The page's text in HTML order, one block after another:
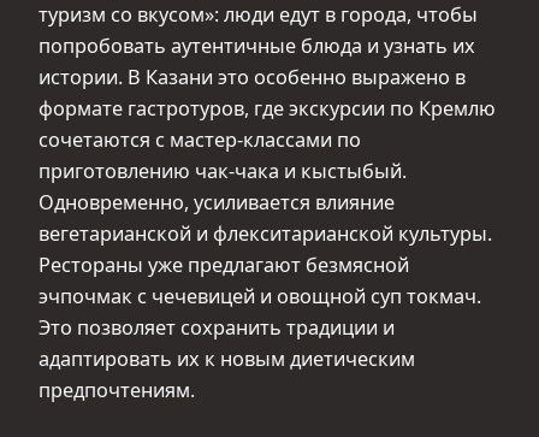
туризм со вкусом»: люди едут в города, чтобы
попробовать аутентичные блюда и узнать их
истории. В Казани это особенно выражено в
формате гастротуров, где экскурсии по Кремлю
сочетаются с мастер-классами по
приготовлению чак-чака и кыстыбый.
Одновременно, усиливается влияние
вегетарианской и флекситарианской культуры.
Рестораны уже предлагают безмясной
эчпочмак с чечевицей и овощной суп токмач.
Это позволяет сохранить традиции и
адаптировать их к новым диетическим
предпочтениям.